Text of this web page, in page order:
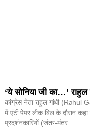
‘ये सोनिया जी का…’ राहुल
कांग्रेस नेता राहुल गांंधी (Rahul
में एंटी पेपर लीक बिल के दौरान
प्रदर्शनकारियों (जंतर-मंतर